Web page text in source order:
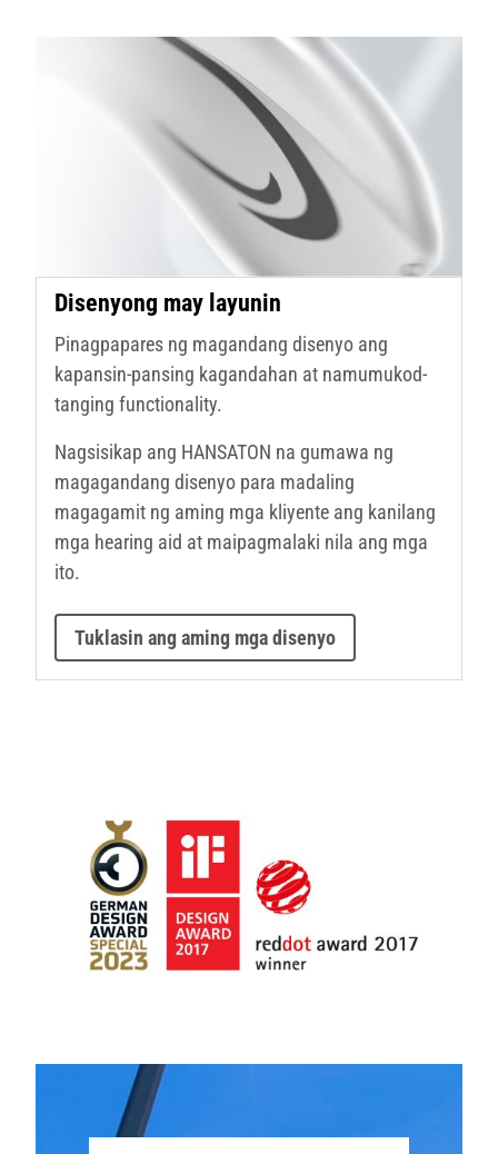
Disenyong may layunin
Pinagpapares ng magandang disenyo ang
kapansin-pansing kagandahan at namumukod-
tanging functionality.
Nagsisikap ang HANSATON na gumawa ng
magagandang disenyo para madaling
magagamit ng aming mga kliyente ang kanilang
mga hearing aid at maipagmalaki nila ang mga
ito.
Tuklasin ang aming mga disenyo